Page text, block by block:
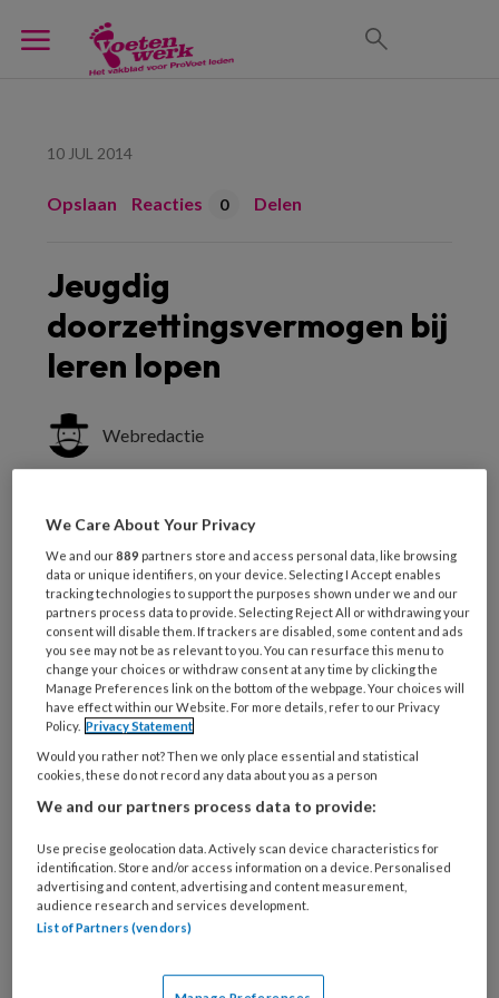
10 JUL 2014
Opslaan Reacties 0 Delen
Jeugdig
doorzettingsvermogen bij
leren lopen
Webredactie
voetverzorging graag aan bij dat cliënten
pijnvrij lopen. De 2-jarige Kayden Elijah heeft
geen voeten en wil toch leren lopen.
Het jongetje uit New Yersey werd geboren
met omphalocele, een aangeboren afwijking
waarbij buikorganen uit het lichaam steken.
Daarnaast waren ook zijn benen door de
navelstreng afgekneld waardoor zijn
ledematen waren vergroeid. Kayden
linkerbeen en rechtervoet werden
geamputeerd. De artsen dachten dat Kayden
het niet zou halen, maar het kleine mannetje
We Care About Your Privacy
We and our889 partners store and access personal data, like browsing
data or unique identifiers, on your device. Selecting I Accept enables
tracking technologies to support the purposes shown under we and our
partners process data to provide. Selecting Reject All or withdrawing your
consent will disable them. If trackers are disabled, some content and ads
you see may not be as relevant to you. You can resurface this menu to
change your choices or withdraw consent at any time by clicking the
Manage Preferences link on the bottom of the webpage. Your choices will
have effect within our Website. For more details, refer to our Privacy
Policy. Privacy Statement
Would you rather not? Then we only place essential and statistical
cookies, these do not record any data about you as a person
We and our partners process data to provide:
Use precise geolocation data. Actively scan device characteristics for
identification. Store and/or access information on a device. Personalised
advertising and content, advertising and content measurement,
audience research and services development.
List of Partners (vendors)